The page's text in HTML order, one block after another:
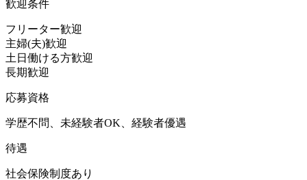
歓迎条件
フリーター歓迎
主婦(夫)歓迎
土日働ける方歓迎
長期歓迎
応募資格
学歴不問、未経験者OK、経験者優遇
待遇
社会保険制度あり